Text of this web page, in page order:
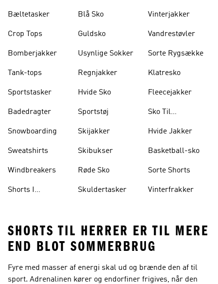
Bæltetasker
Crop Tops
Bomberjakker
Tank-tops
Sportstasker
Badedragter
Snowboarding
Sweatshirts
Windbreakers
Shorts I
Blå Sko
Guldsko
Usynlige Sokker
Regnjakker
Hvide Sko
Sportstøj
Skijakker
Skibukser
Røde Sko
Skuldertasker
Vinterjakker
Vandrestøvler
Sorte Rygsække
Klatresko
Fleecejakker
Sko Til
Hvide Jakker
Basketball-sko
Sorte Shorts
Vinterfrakker
SHORTS TIL HERRER ER TIL MERE
END BLOT SOMMERBRUG
Fyre med masser af energi skal ud og brænde den af til
sport. Adrenalinen kører og endorfiner frigives, når den